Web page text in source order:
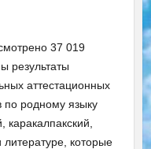
37 019
результаты
аттестационных
по родному языку
каракалпакский,
литературе, которые